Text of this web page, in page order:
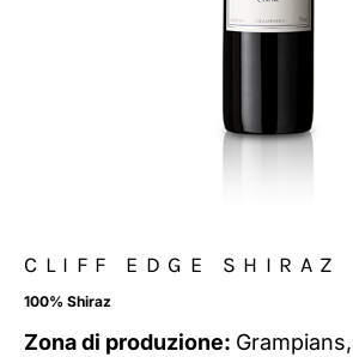
CLIFF EDGE SHIRAZ
100% Shiraz
Zona di produzione: